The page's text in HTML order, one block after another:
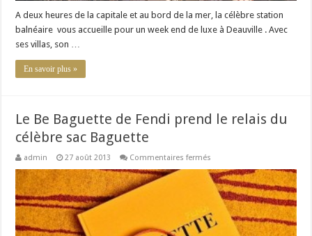
A deux heures de la capitale et au bord de la mer, la célèbre station
balnéaire vous accueille pour un week end de luxe à Deauville . Avec
ses villas, son …
En savoir plus »
Le Be Baguette de Fendi prend le relais du
célèbre sac Baguette
admin 27 août 2013 Commentaires fermés
Be
Baguette
de
Fendi
prend
le
relais